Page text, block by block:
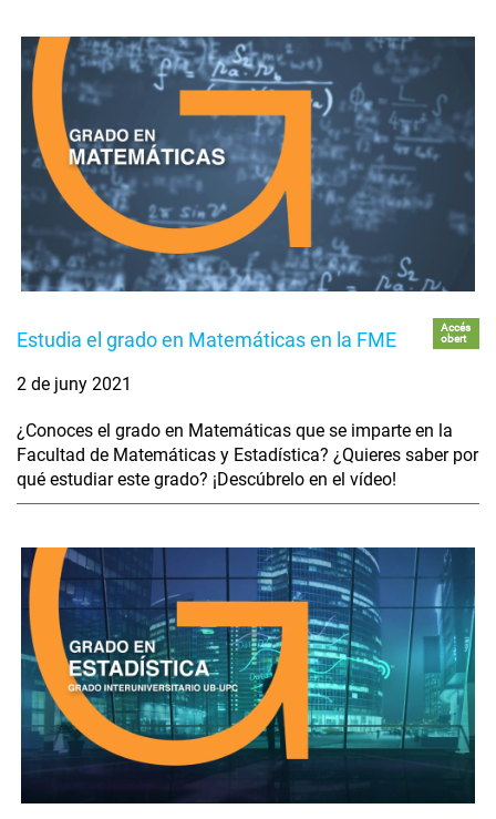
Estudia el grado en Matemáticas en la FME
Accés
obert
2 de juny 2021
¿Conoces el grado en Matemáticas que se imparte en la
Facultad de Matemáticas y Estadística? ¿Quieres saber por
qué estudiar este grado? ¡Descúbrelo en el vídeo!